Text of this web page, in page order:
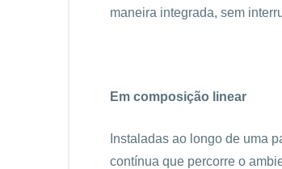
maneira integrada, sem
Em composição linear
Instaladas ao longo de uma
contínua que percorre o